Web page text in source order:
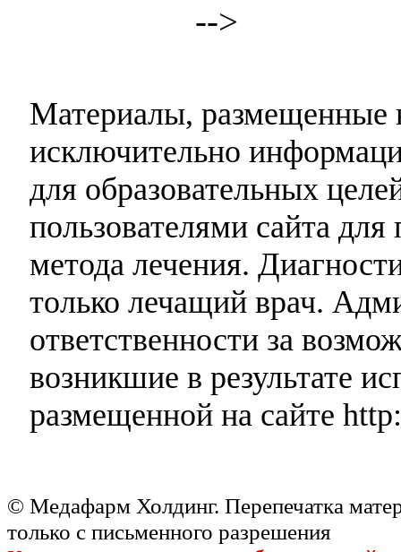
-->
Материалы, размещенные
исключительно
для образовательных
пользователями сайта
метода лечения.
только лечащий врач.
ответственности за
возникшие в результате
размещенной на сайте
© Медафарм Холдинг. Перепечатка
только с письменного разрешения